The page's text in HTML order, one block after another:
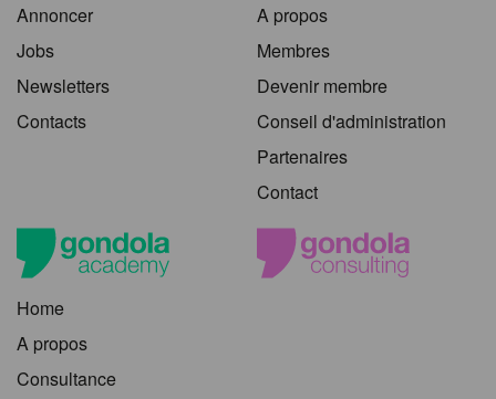
Annoncer
Jobs
Newsletters
Contacts
A propos
Membres
Devenir membre
Conseil d'administration
Partenaires
Contact
Home
A propos
Consultance